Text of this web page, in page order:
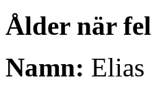
Ålder när
Namn: Elias